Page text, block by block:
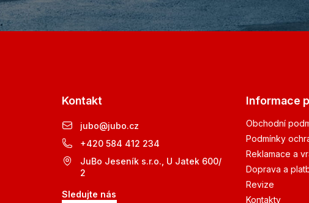
Kontakt
jubo@jubo.cz
+420 584 412 234
JuBo Jeseník s.r.o., U Jatek 600/
2
Sledujte nás
Informace
Obchodní
Podmínky
Reklamace a
Doprava a
Revize
Kontakty